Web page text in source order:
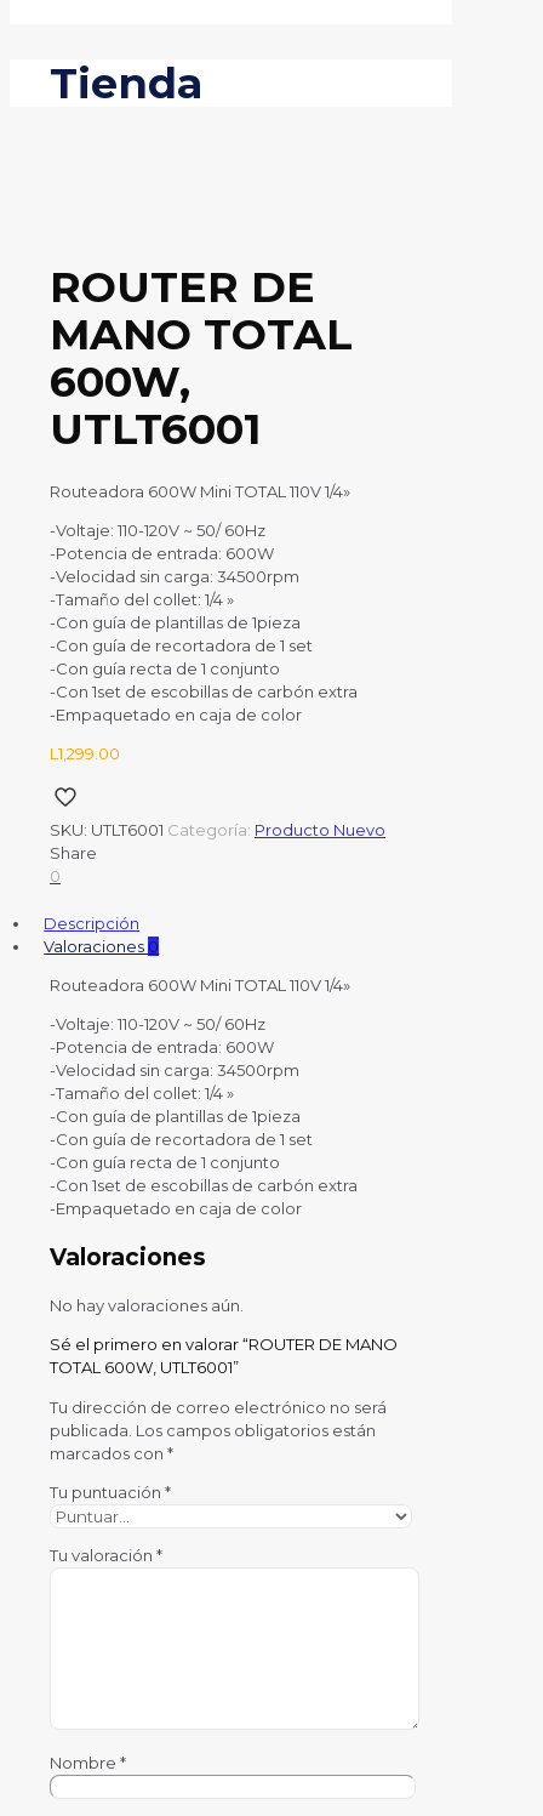
Tienda
ROUTER DE
MANO TOTAL
600W,
UTLT6001
Routeadora 600W Mini TOTAL 110V 1/4»
-Voltaje: 110-120V ~ 50/ 60Hz
-Potencia de entrada: 600W
-Velocidad sin carga: 34500rpm
-Tamaño del collet: 1/4 »
-Con guía de plantillas de 1pieza
-Con guía de recortadora de 1 set
-Con guía recta de 1 conjunto
-Con 1set de escobillas de carbón extra
-Empaquetado en caja de color
L1,299.00
SKU: UTLT6001 Categoría: Producto Nuevo
Share
0
Descripción
Valoraciones 0
Routeadora 600W Mini TOTAL 110V 1/4»
-Voltaje: 110-120V ~ 50/ 60Hz
-Potencia de entrada: 600W
-Velocidad sin carga: 34500rpm
-Tamaño del collet: 1/4 »
-Con guía de plantillas de 1pieza
-Con guía de recortadora de 1 set
-Con guía recta de 1 conjunto
-Con 1set de escobillas de carbón extra
-Empaquetado en caja de color
Valoraciones
No hay valoraciones aún.
Sé el primero en valorar “ROUTER DE MANO
TOTAL 600W, UTLT6001”
Tu dirección de correo electrónico no será
publicada. Los campos obligatorios están
marcados con *
Tu puntuación *
Tu valoración *
Nombre *